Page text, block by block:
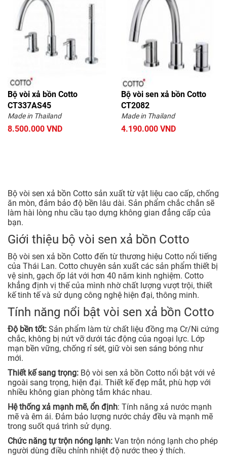
Bộ vòi xả bồn Cotto
CT337AS45
Made in Thailand
8.500.000 VND
Bộ vòi sen xả bồn Cotto
CT2082
Made in Thailand
4.190.000 VND
Bộ vòi sen xả bồn Cotto sản xuất từ vật liệu cao cấp, chống
ăn mòn, đảm bảo độ bền lâu dài. Sản phẩm chắc chắn sẽ
làm hài lòng nhu cầu tạo dựng không gian đẳng cấp của
bạn.
Giới thiệu bộ vòi sen xả bồn Cotto
Bộ vòi sen xả bồn Cotto đến từ thương hiệu Cotto nổi tiếng
của Thái Lan. Cotto chuyên sản xuất các sản phẩm thiết bị
vệ sinh, gạch ốp lát với hơn 40 năm kinh nghiệm. Cotto
khẳng định vị thế của mình nhờ chất lượng vượt trội, thiết
kế tinh tế và sử dụng công nghệ hiện đại, thông minh.
Tính năng nổi bật vòi sen xả bồn Cotto
Độ bền tốt: Sản phẩm làm từ chất liệu đồng mạ Cr/Ni cứng
chắc, không bị nứt vỡ dưới tác động của ngoại lực. Lớp
mạn bền vững, chống rỉ sét, giữ vòi sen sáng bóng như
mới.
Thiết kế sang trọng: Bộ vòi sen xả bồn Cotto nổi bật với vẻ
ngoài sang trọng, hiện đại. Thiết kế đẹp mắt, phù hợp với
nhiều không gian phòng tắm khác nhau.
Hệ thống xả mạnh mẽ, ổn định: Tính năng xả nước mạnh
mẽ và êm ái. Đảm bảo lượng nước chảy đều và mạnh mẽ
trong suốt quá trình sử dụng.
Chức năng tự trộn nóng lạnh: Van trộn nóng lạnh cho phép
người dùng điều chỉnh nhiệt độ nước theo ý thích.